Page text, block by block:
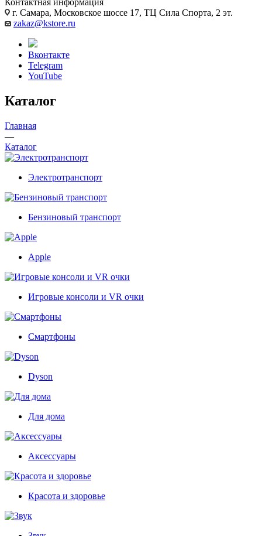
Контактная информация
г. Самара, Московское шоссе 17, ТЦ Сила Спорта, 2 эт.
zakaz@kstore.ru
Вконтакте
Telegram
YouTube
Каталог
Главная
—
Каталог
Электротранспорт
Бензиновый транспорт
Apple
Игровые консоли и VR очки
Смартфоны
Dyson
Для дома
Аксессуары
Красота и здоровье